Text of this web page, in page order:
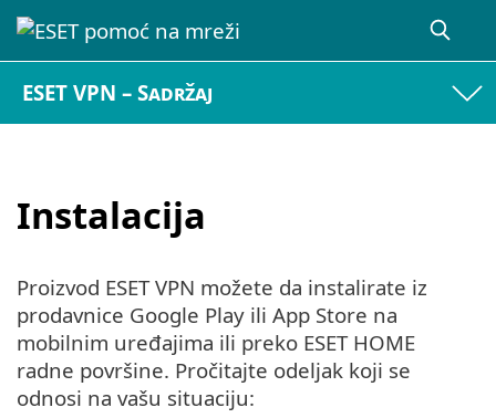
ESET VPN – Sadržaj
Instalacija
Proizvod ESET VPN možete da instalirate iz
prodavnice Google Play ili App Store na
mobilnim uređajima ili preko ESET HOME
radne površine. Pročitajte odeljak koji se
odnosi na vašu situaciju: